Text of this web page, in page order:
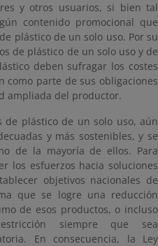
y otros usuarios, si bien tal
contenido promocional que
plástico de un solo uso. Por su
de plástico de un solo uso y de
deben sufragar los costes
como parte de sus obligaciones
ampliada del productor.
de plástico de un solo uso, aún
y más sostenibles, y se
de la mayoría de ellos. Para
los esfuerzos hacia soluciones
objetivos nacionales de
que se logre una reducción
de esos productos, o incluso
siempre que sea
En consecuencia, la Ley